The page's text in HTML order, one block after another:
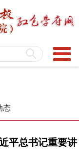
态
平总书记重要讲